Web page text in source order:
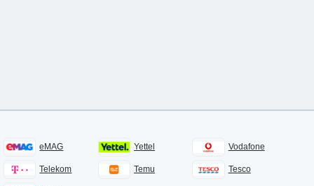
eMAG Yettel Vodafone
Telekom Temu Tesco